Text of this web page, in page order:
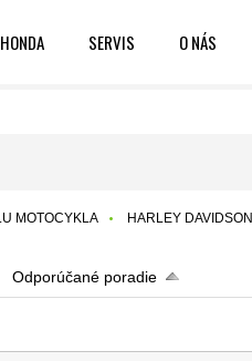
SERVIS O NÁS
MOTOCYKLA HARLEY DAVIDSON
Odporúčané poradie